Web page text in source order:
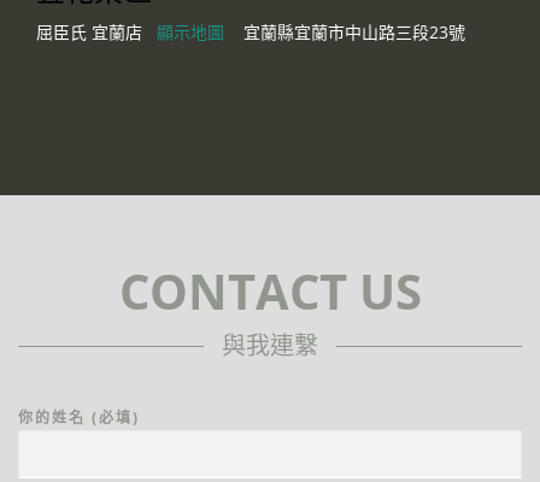
屈臣氏 宜蘭店 顯示地圖 宜蘭縣宜蘭市中山路三段23號
CONTACT US
與我連繫
你的姓名 (必填)